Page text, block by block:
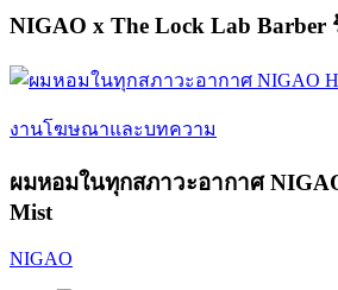
NIGAO x The Lock Lab Barber
งานโฆษณาและบทความ
ผมหอมในทุกสภาวะอากาศ
Mist
NIGAO